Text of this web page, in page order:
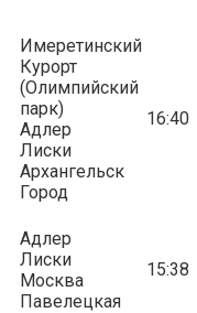
Имеретинский
Курорт
(Олимпийский
парк)
Адлер
Лиски
Архангельск
Город
16:40
Адлер
Лиски
Москва
Павелецкая
15:38